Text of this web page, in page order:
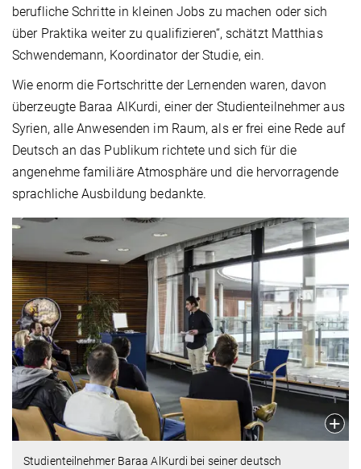
berufliche Schritte in kleinen Jobs zu machen oder sich
über Praktika weiter zu qualifizieren“, schätzt Matthias
Schwendemann, Koordinator der Studie, ein.
Wie enorm die Fortschritte der Lernenden waren, davon
überzeugte Baraa AlKurdi, einer der Studienteilnehmer aus
Syrien, alle Anwesenden im Raum, als er frei eine Rede auf
Deutsch an das Publikum richtete und sich für die
angenehme familiäre Atmosphäre und die hervorragende
sprachliche Ausbildung bedankte.
Studienteilnehmer Baraa AlKurdi bei seiner deutsch